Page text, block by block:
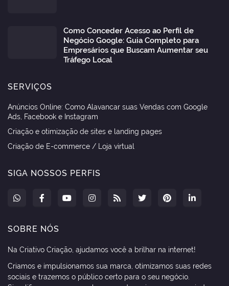
Como Conceder Acesso ao Perfil de
Negócio Google: Guia Completo para
Empresários que Buscam Aumentar seu
Tráfego Local
SERVIÇOS
Anúncios Online: Como Alavancar suas Vendas com Google
Ads, Facebook e Instagram
Criação e otimização de sites e landing pages
Criação de E-commerce / Loja virtual
SIGA NOSSOS PERFIS
SOBRE NÓS
Na Criativo Criação, ajudamos você a brilhar na internet!
Criamos e impulsionamos sua marca, otimizamos suas redes
sociais e trazemos o público certo para o seu negócio.